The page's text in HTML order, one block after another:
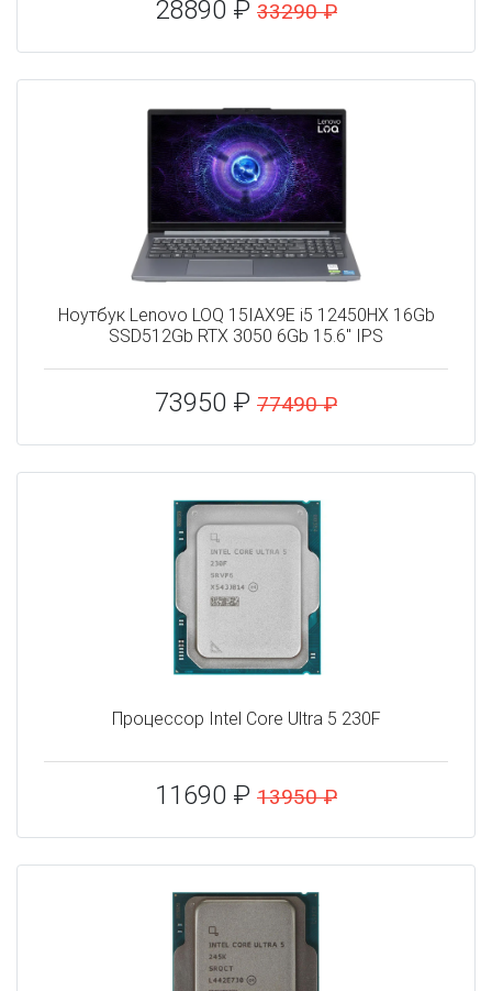
28890 ₽ 33290 ₽
Ноутбук Lenovo LOQ 15IAX9E i5 12450HX 16Gb
SSD512Gb RTX 3050 6Gb 15.6" IPS
73950 ₽ 77490 ₽
Процессор Intel Core Ultra 5 230F
11690 ₽ 13950 ₽